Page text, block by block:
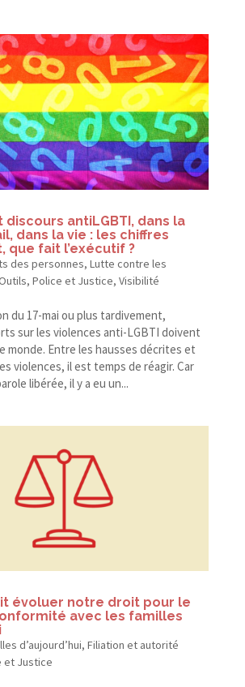
antiLGBTI, dans la
dans la vie : les chiffres
que fait l’exécutif ?
des personnes, Lutte contre les
, Police et Justice, Visibilité
du 17-​mai ou plus tardivement,
sur les violences anti-​LGBTI doivent
monde. Entre les hausses décrites et
violences, il est temps de réagir. Car
libérée, il y a eu un...
évoluer notre droit pour le
avec les familles
d’aujourd’hui, Filiation et autorité
et Justice